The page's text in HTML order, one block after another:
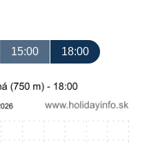
15:00 18:00